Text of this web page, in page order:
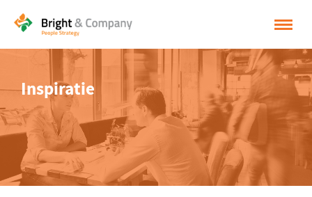
OPLOSSINGEN
CASES
INSPIRATIE
OVER BRIGHT & COMPANY
Inspiratie